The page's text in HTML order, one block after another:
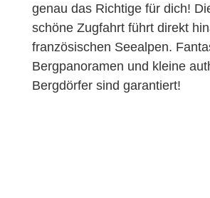
genau das Richtige für dich!
schöne Zugfahrt führt direkt
französischen Seealpen.
Bergpanoramen und kleine
Bergdörfer sind garantiert!